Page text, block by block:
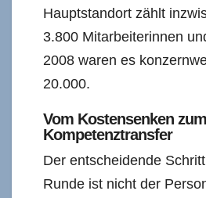
Hauptstandort zählt
3.800 Mitarbeiterinnen
2008 waren es
20.000.
Vom Kostensenken zum
Kompetenztransfer
Der entscheidende
Runde ist nicht der